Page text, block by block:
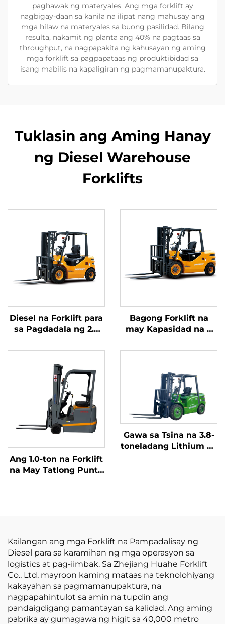
paghawak ng materyales. Ang mga forklift ay
nagbigay-daan sa kanila na ilipat nang mahusay ang
mga hilaw na materyales sa buong pasilidad. Bilang
resulta, nakamit ng planta ang 40% na pagtaas sa
throughput, na nagpapakita ng kahusayan ng aming
mga forklift sa pagpapataas ng produktibidad sa
isang mabilis na kapaligiran ng pagmamanupaktura.
Tuklasin ang Aming Hanay
ng Diesel Warehouse
Forklifts
Diesel na Forklift para
sa Pagdadala ng 2.5
may Simpleng
Operasyon at Pagbaba
ng Karga hanggang 4
metro
Bagong Forklift na
may Kapasidad na 4
kumukuha ng
diesel, na may mataas
na kalidad na Hapones
na motor ng ISUZU
Ang 1.0-ton na Forklift
na May Tatlong Punto
Gawa sa Tsina na 3.8-
toneladang Lithium na
Kailangan ang mga Forklift na Pampadalisay ng
Diesel para sa karamihan ng mga operasyon sa
logistics at pag-iimbak. Sa Zhejiang Huahe Forklift
Co., Ltd, mayroon kaming mataas na teknolohiyang
kakayahan sa pagmamanupaktura, na
nagpapahintulot sa amin na tupdin ang
pandaigdigang pamantayan sa kalidad. Ang aming
pabrika ay gumagawa ng higit sa 40,000 metro